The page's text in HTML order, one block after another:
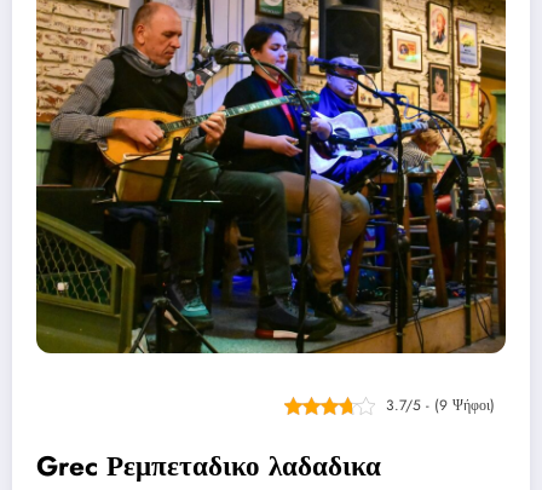
3.7/5 - (9 Ψήφοι)
Grec Ρεμπεταδικο λαδαδικα